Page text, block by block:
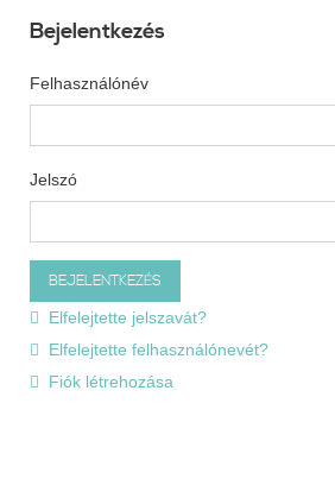
Bejelentkezés
Felhasználónév
Jelszó
Elfelejtette jelszavát?
Elfelejtette felhasználónevét?
Fiók létrehozása